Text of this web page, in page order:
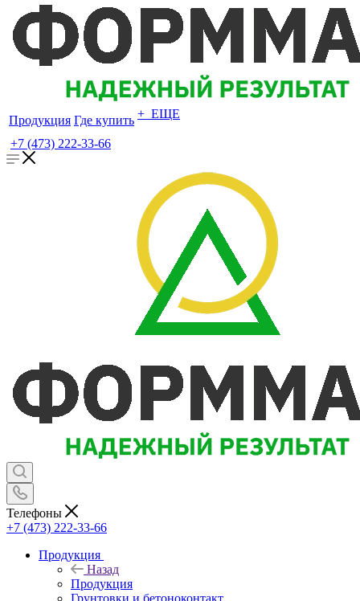
Продукция Где купить + ЕЩЕ
+7 (473) 222-33-66
Телефоны
+7 (473) 222-33-66
Продукция
Назад
Продукция
Грунтовки и бетоноконтакт